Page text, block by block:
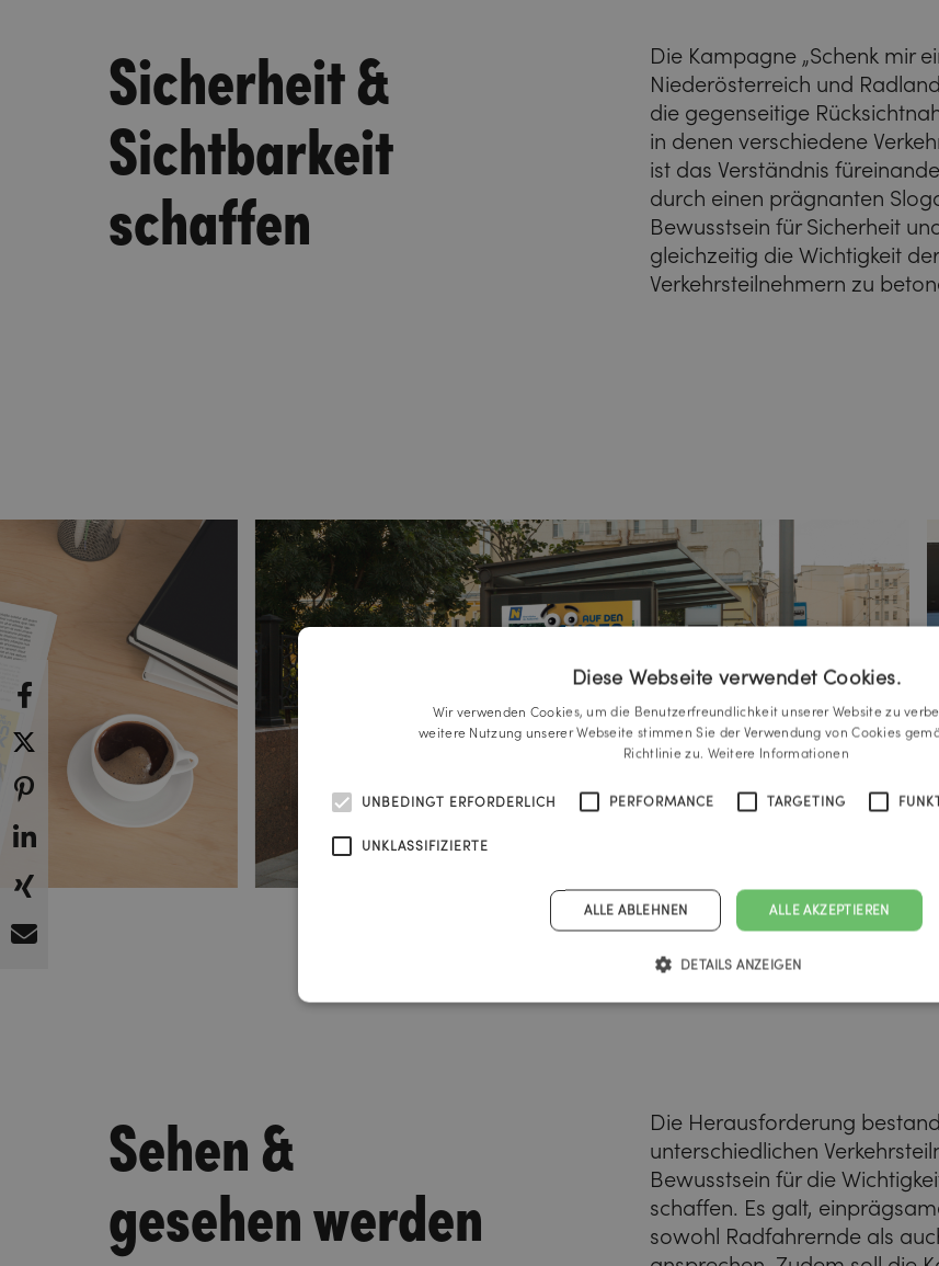
Sicherheit &
Sichtbarkeit
schaffen
Die Kampagne „Schenk mir
Niederösterreich und
die gegenseitige
in denen verschiedene
ist das Verständnis
durch einen prägnanten
Bewusstsein für Sicherheit
gleichzeitig die Wichtigkeit
Verkehrsteilnehmern zu
Sehen &
gesehen werden
Die Herausforderung
unterschiedlichen
Bewusstsein für die
schaffen. Es galt,
sowohl Radfahrernde als
Diese Webseite verwendet Cookies.
Wir verwenden Cookies, um die Benutzerfreundlichkeit unserer Website zu
weitere Nutzung unserer Webseite stimmen Sie der Verwendung von Cookies
Richtlinie zu. Weitere Informationen
UNBEDINGT ERFORDERLICH PERFORMANCE TARGETING
UNKLASSIFIZIERTE
ALLE AKZEPTIEREN
ALLE ABLEHNEN
DETAILS ANZEIGEN